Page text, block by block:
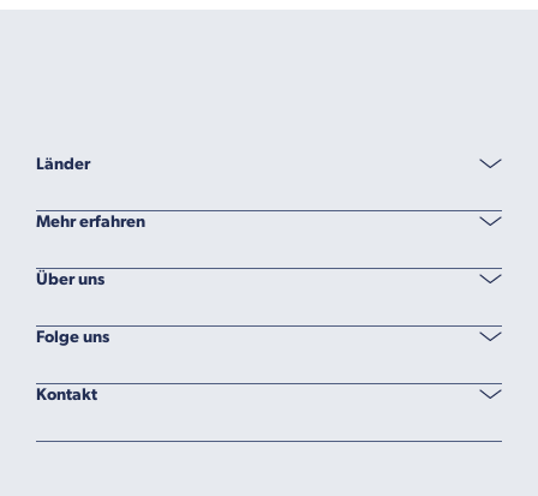
Länder
Mehr erfahren
Über uns
Folge uns
Kontakt